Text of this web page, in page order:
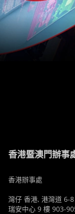
香港暨澳門辦事
香港辦事處
灣仔 香港, 港灣道 6-
瑞安中心 9 樓 903-